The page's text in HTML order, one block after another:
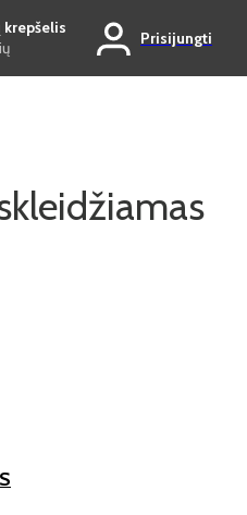
krepšelis
Prisijungti